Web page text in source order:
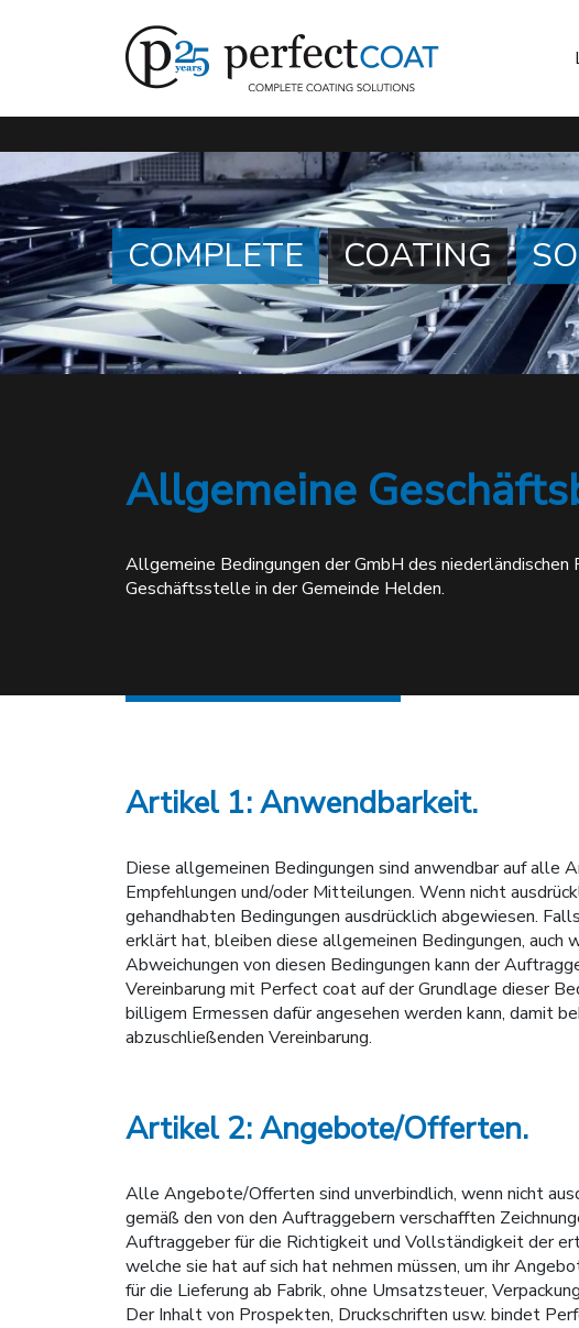
COMPLETE COATING
Allgemeine
Allgemeine Bedingungen der GmbH des
Geschäftsstelle in der Gemeinde Helden.
Artikel 1: Anwendbarkeit.
Diese allgemeinen Bedingungen sind anwendbar auf alle
Empfehlungen und/oder Mitteilungen. Wenn nicht
gehandhabten Bedingungen ausdrücklich abgewiesen.
erklärt hat, bleiben diese allgemeinen Bedingungen,
Abweichungen von diesen Bedingungen kann der
Vereinbarung mit Perfect coat auf der Grundlage dieser
billigem Ermessen dafür angesehen werden kann, damit
abzuschließenden Vereinbarung.
Artikel 2: Angebote/Offerten.
Alle Angebote/Offerten sind unverbindlich, wenn nicht
gemäß den von den Auftraggebern verschafften
Auftraggeber für die Richtigkeit und Vollständigkeit der
welche sie hat auf sich hat nehmen müssen, um ihr
für die Lieferung ab Fabrik, ohne Umsatzsteuer,
Der Inhalt von Prospekten, Druckschriften usw. bindet